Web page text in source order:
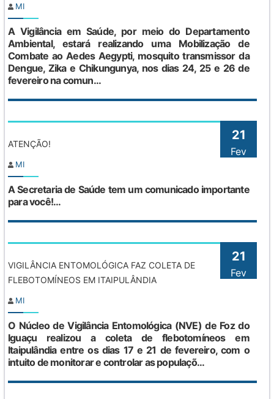
MI
A Vigilância em Saúde, por meio do Departamento
Ambiental, estará realizando uma Mobilização de
Combate ao Aedes Aegypti, mosquito transmissor da
Dengue, Zika e Chikungunya, nos dias 24, 25 e 26 de
fevereiro na comun...
21
Fev
ATENÇÃO!
MI
A Secretaria de Saúde tem um comunicado importante
para você!...
21
Fev
VIGILÂNCIA ENTOMOLÓGICA FAZ COLETA DE
FLEBOTOMÍNEOS EM ITAIPULÂNDIA
MI
O Núcleo de Vigilância Entomológica (NVE) de Foz do
Iguaçu realizou a coleta de flebotomíneos em
Itaipulândia entre os dias 17 e 21 de fevereiro, com o
intuito de monitorar e controlar as populaçõ...